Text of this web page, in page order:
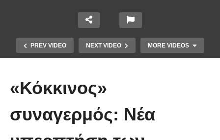
PREV VIDEO NEXT VIDEO MORE VIDEOS
«Κόκκινος»
συναγερμός: Νέα